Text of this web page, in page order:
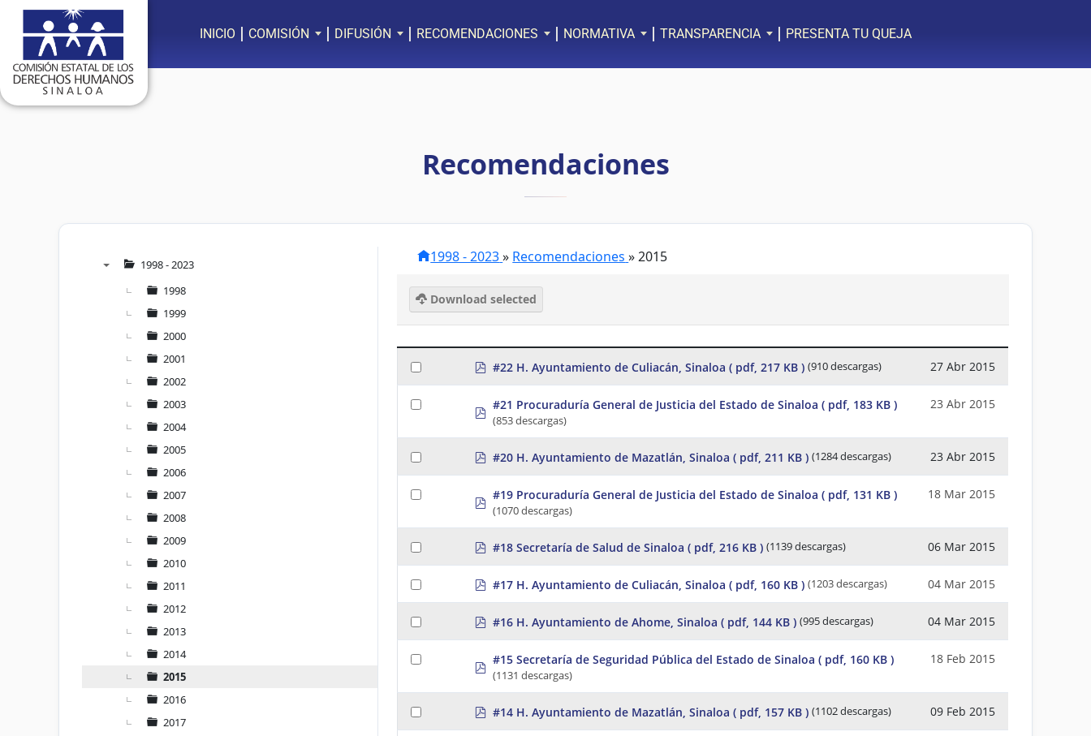
INICIO COMISIÓN DIFUSIÓN RECOMENDACIONES NORMATIVA TRANSPARENCIA PRESENTA TU QUEJA
contenido
Recomendaciones
1998 - 2023
1998
1999
2000
2001
2002
2003
2004
2005
2006
2007
2008
2009
2010
2011
2012
2013
2014
2015
2016
2017
1998 - 2023» Recomendaciones »2015
Download selected
p
d
#22 H. Ayuntamiento de Culiacán, Sinaloa ( pdf, 217 KB ) (910 descargas) 27 Abr 2015
p
d
f
#21 Procuraduría General de Justicia del Estado de Sinaloa ( pdf, 183 KB )
(853 descargas)
23 Abr 2015
p
d
#20 H. Ayuntamiento de Mazatlán, Sinaloa ( pdf, 211 KB ) (1284 descargas) 23 Abr 2015
p
d
f
#19 Procuraduría General de Justicia del Estado de Sinaloa ( pdf, 131 KB )
(1070 descargas)
18 Mar 2015
p
d
#18 Secretaría de Salud de Sinaloa ( pdf, 216 KB ) (1139 descargas) 06 Mar 2015
p
d
#17 H. Ayuntamiento de Culiacán, Sinaloa ( pdf, 160 KB ) (1203 descargas) 04 Mar 2015
p
d
#16 H. Ayuntamiento de Ahome, Sinaloa ( pdf, 144 KB ) (995 descargas) 04 Mar 2015
p
d
f
#15 Secretaría de Seguridad Pública del Estado de Sinaloa ( pdf, 160 KB )
(1131 descargas)
18 Feb 2015
p
d
#14 H. Ayuntamiento de Mazatlán, Sinaloa ( pdf, 157 KB ) (1102 descargas) 09 Feb 2015